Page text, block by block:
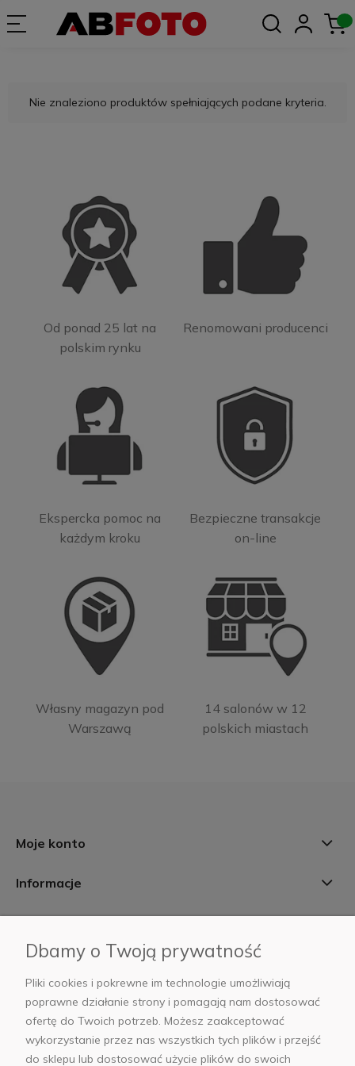
Nie znaleziono produktów spełniających podane kryteria.
Od ponad 25 lat na
polskim rynku
Renomowani producenci
Ekspercka pomoc na
każdym kroku
Bezpieczne transakcje
on-line
Własny magazyn pod
Warszawą
14 salonów w 12
polskich miastach
Moje konto
Informacje
AB Foto
sklep@abfoto.pl
Dbamy o Twoją prywatność
Pliki cookies i pokrewne im technologie umożliwiają
poprawne działanie strony i pomagają nam dostosować
ofertę do Twoich potrzeb. Możesz zaakceptować
wykorzystanie przez nas wszystkich tych plików i przejść
do sklepu lub dostosować użycie plików do swoich